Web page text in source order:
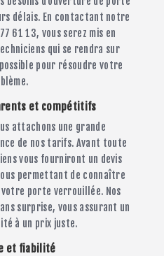
délais. En contactant notre
61 13, vous serez mis en
qui se rendra sur
pour résoudre votre
et compétitifs
attachons une grande
de nos tarifs. Avant toute
vous fourniront un devis
permettant de connaître
porte verrouillée. Nos
surprise, vous assurant un
à un prix juste.
et fiabilité